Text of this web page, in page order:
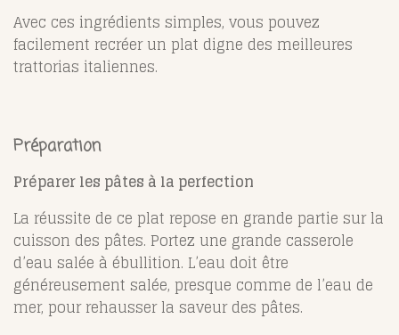
Avec ces ingrédients simples, vous pouvez
facilement recréer un plat digne des meilleures
trattorias italiennes.
Préparation
Préparer les pâtes à la perfection
La réussite de ce plat repose en grande partie sur la
cuisson des pâtes. Portez une grande casserole
d’eau salée à ébullition. L’eau doit être
généreusement salée, presque comme de l’eau de
mer, pour rehausser la saveur des pâtes.